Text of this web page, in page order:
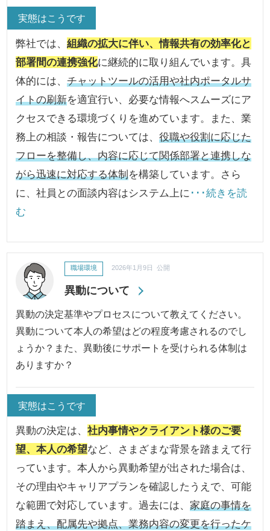
実態はこうです
弊社では、組織の拡大に伴い、情報共有の効率化と
部署間の連携強化に継続的に取り組んでいます。具
体的には、チャットツールの活用や社内ポータルサ
イトの刷新を適宜行い、必要な情報へスムーズにア
クセスできる環境づくりを進めています。また、業
務上の相談・報告については、役職や役割に応じた
フローを整備し、内容に応じて関係部署と連携しな
がら迅速に対応する体制を構築しています。さら
に、社員との面談内容はシステム上に ･･･続きを読
む
異動について
職場環境 2026年1月9日 公開
異動の決定基準やプロセスについて教えてください。
異動について本人の希望はどの程度考慮されるのでし
ょうか？また、異動後にサポートを受けられる体制は
ありますか？
実態はこうです
異動の決定は、社内事情やクライアント様のご要
望、本人の希望など、さまざまな背景を踏まえて行
っています。本人から異動希望が出された場合は、
その理由やキャリアプランを確認したうえで、可能
な範囲で対応しています。過去には、家庭の事情を
踏まえ、配属先や拠点、業務内容の変更を行ったケ